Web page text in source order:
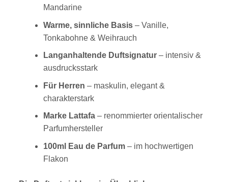
Mandarine
Warme, sinnliche Basis– Vanille,
Tonkabohne & Weihrauch
Langanhaltende Duftsignatur– intensiv &
ausdrucksstark
Für Herren – maskulin, elegant &
charakterstark
Marke Lattafa– renommierter orientalischer
Parfumhersteller
100ml Eau de Parfum– im hochwertigen
Flakon